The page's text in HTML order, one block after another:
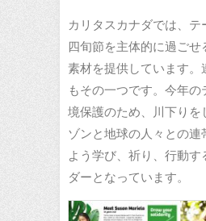
カリタスカナダでは、テ
四旬節を主体的に過ごせ
素材を提供しています。
もその一つです。今年の
境保護のため、川下りを
ゾンと地球の人々との連
よう学び、祈り、行動す
ダーとなっています。